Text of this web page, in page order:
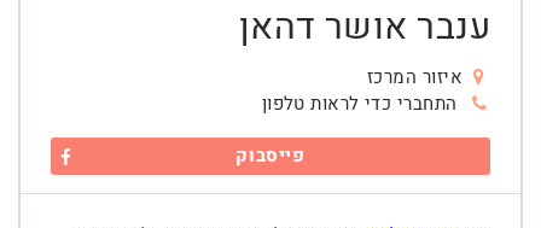
ענבר אושר דהאן
איזור המרכז
התחברי כדי לראות טלפון
פייסבוק